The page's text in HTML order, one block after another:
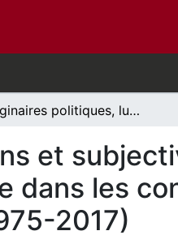
Imaginaires politiques, luttes de sens et subjectivation politique : une analyse des discours sur la violence dans les conflits socio-environnementaux au Honduras (1975-2017)
et
dans les
2017)